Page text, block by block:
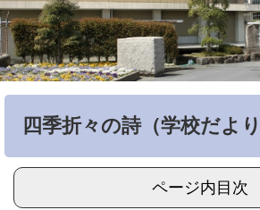
四季折々の詩（学校だより
ページ内目次